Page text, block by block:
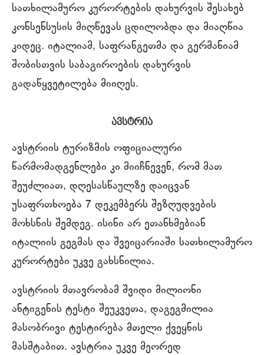
სათხილამურო კურორტების დახურვის შესახებ
კონსენსუსის მიღწევას ცდილობდა და მიაღწია
კიდეც. იტალიამ, საფრანგეთმა და გერმანიამ
შობისთვის საბაგიროების დახურვის
გადაწყვეტილება მიიღეს.
ავსტრია
ავსტრიის ტურიზმის ოფიციალური
წარმომადგენლები კი მიიჩნევენ, რომ მათ
შეუძლიათ, დღესასწაულზე დაიცვან
უსაფრთხოება 7 დეკემბერს შეზღუდვების
მოხსნის შემდეგ. ისინი არ ეთანხმებიან
იტალიის გეგმას და შვეიცარიაში სათხილამურო
კურორტები უკვე გახსნილია.
ავსტრიის მთავრობამ შვიდი მილიონი
ანტიგენის ტესტი შეუკვეთა, დაგეგმილია
მასობრივი ტესტირება მთელი ქვეყნის
მასშტაბით. ავსტრია უკვე მეორედ